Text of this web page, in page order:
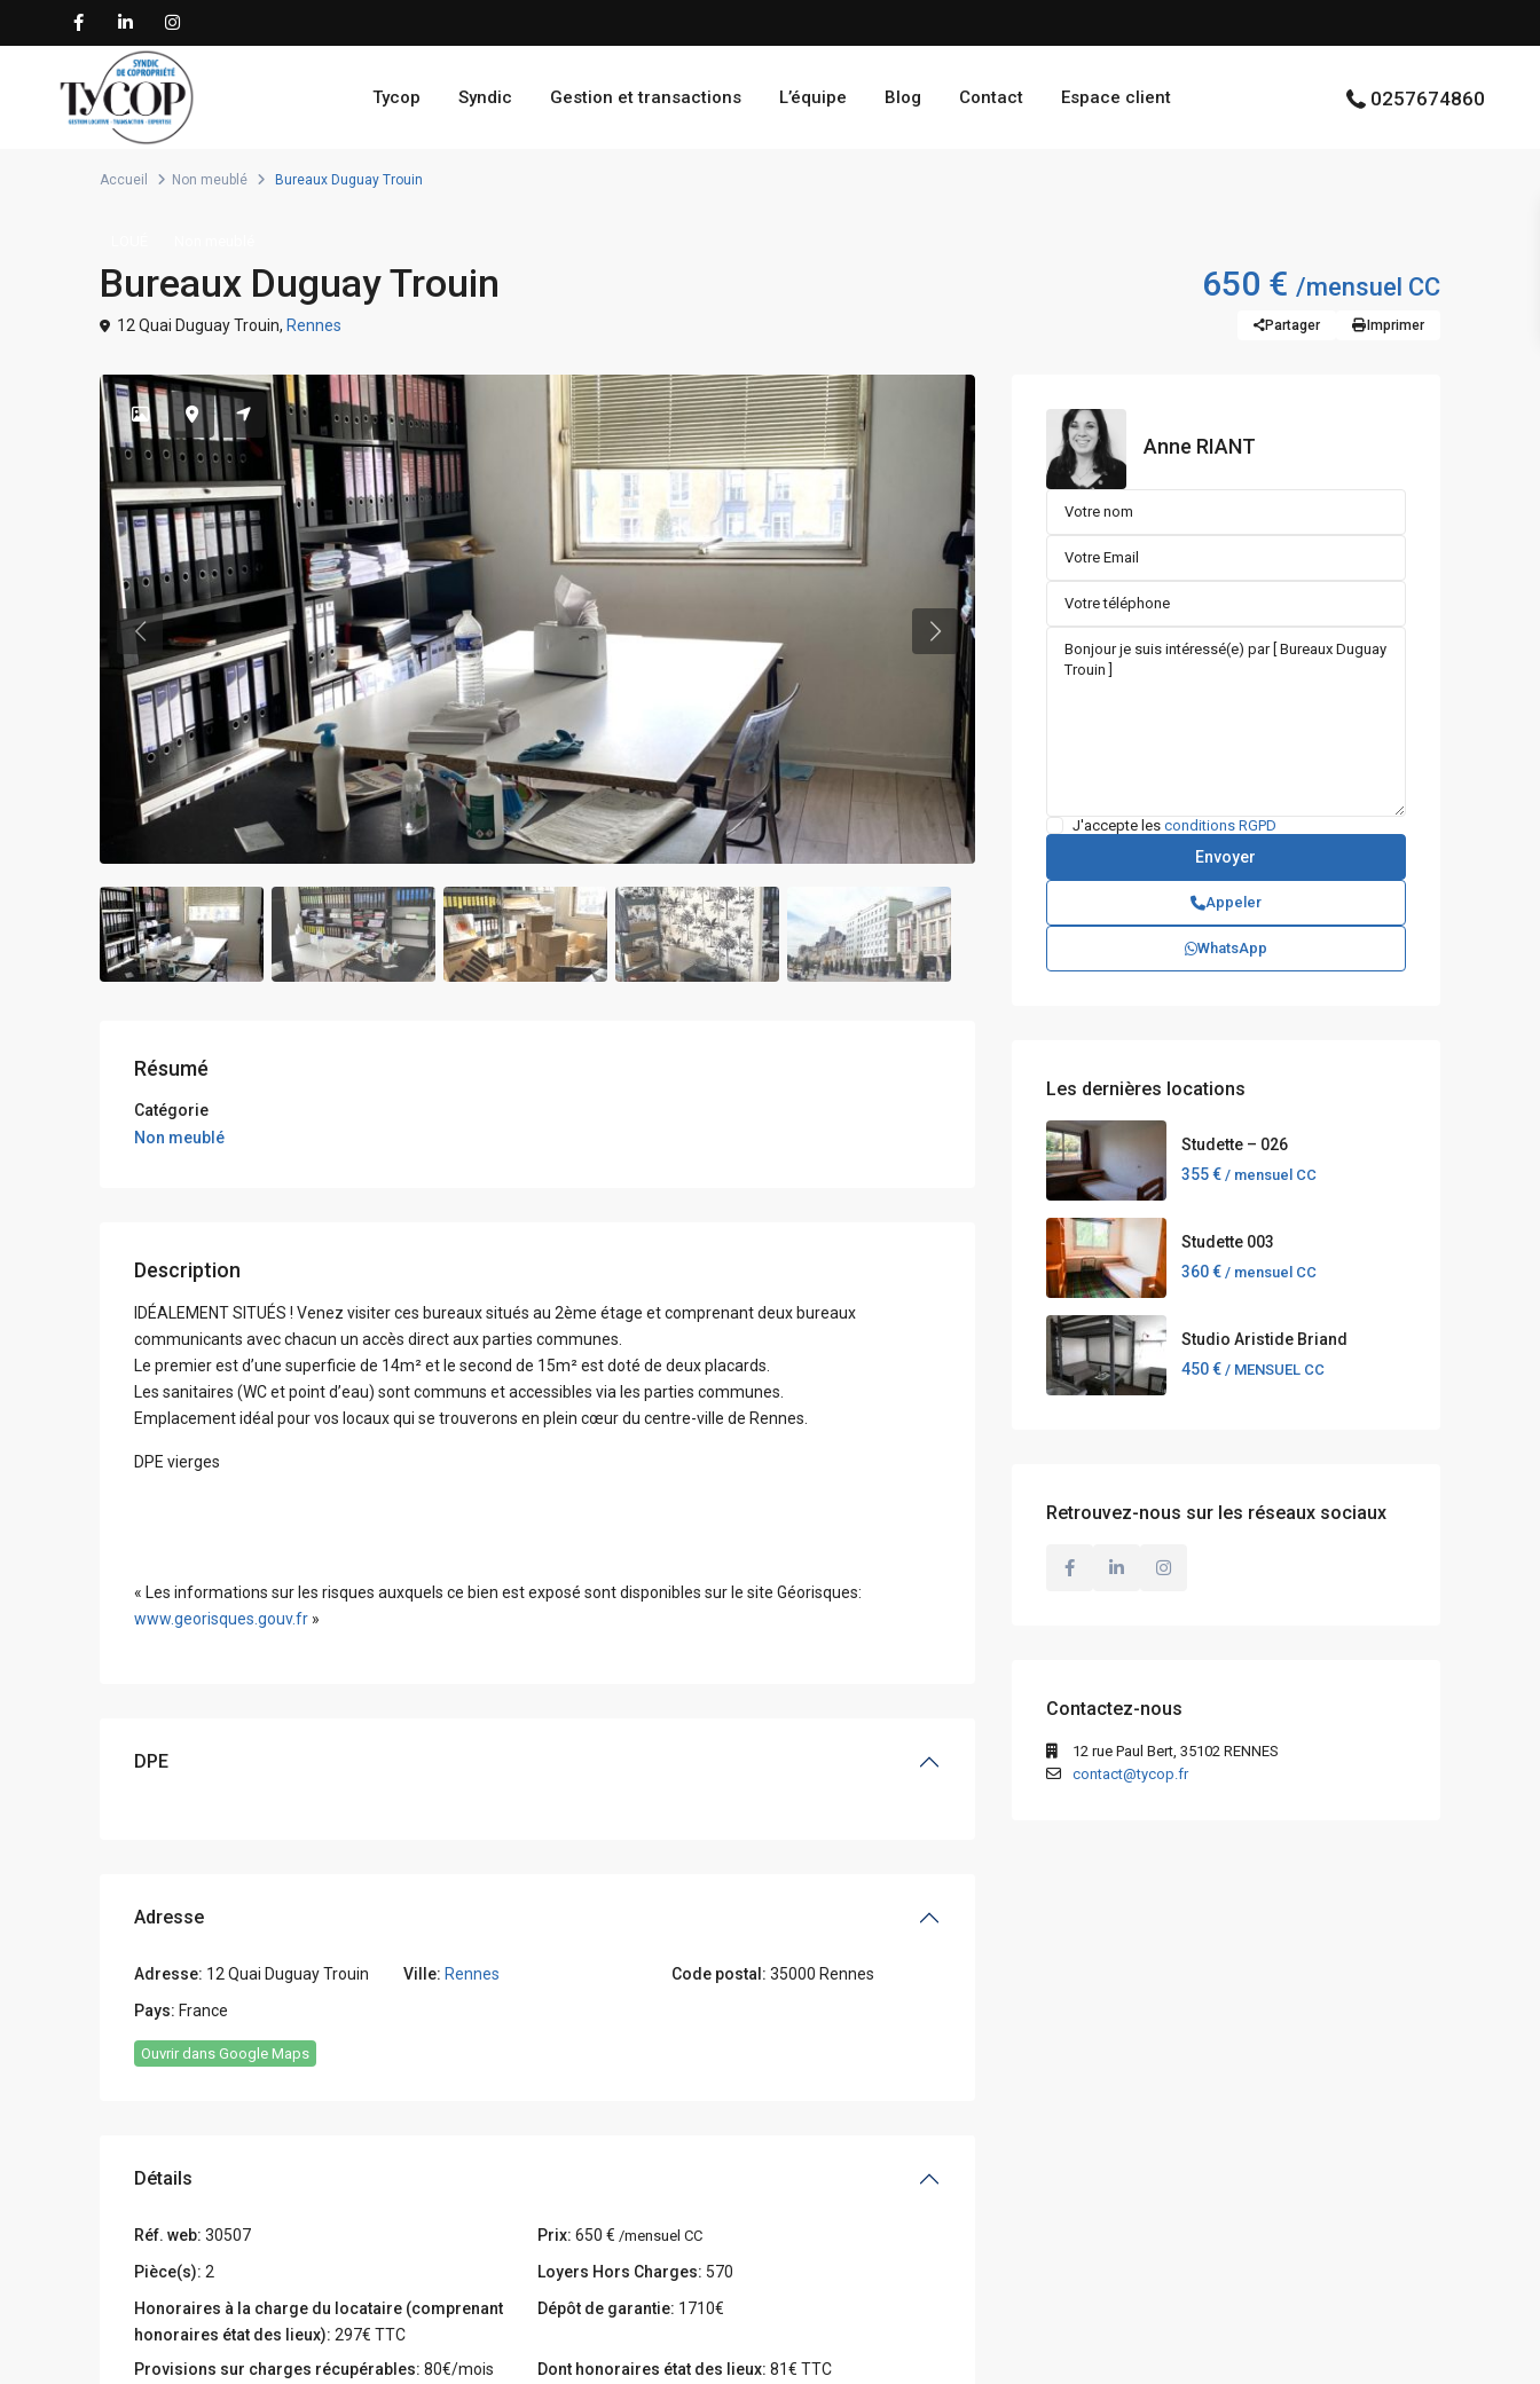
Tycop Syndic Gestion et transactions L’équipe Blog Contact Espace client 0257674860
Accueil Non meublé Bureaux Duguay Trouin
Bureaux Duguay Trouin 650 € /mensuel CC
12 Quai Duguay Trouin, Rennes Partager Imprimer
Previous Previous
Résumé
Catégorie
Non meublé
Description
IDÉALEMENT SITUÉS ! Venez visiter ces bureaux situés au 2ème étage et comprenant deux bureaux
communicants avec chacun un accès direct aux parties communes.
Le premier est d’une superficie de 14m² et le second de 15m² est doté de deux placards.
Les sanitaires (WC et point d’eau) sont communs et accessibles via les parties communes.
Emplacement idéal pour vos locaux qui se trouverons en plein cœur du centre-ville de Rennes.
DPE vierges
« Les informations sur les risques auxquels ce bien est exposé sont disponibles sur le site Géorisques:
www.georisques.gouv.fr »
DPE
Adresse
Adresse: 12 Quai Duguay Trouin Ville: Rennes Code postal: 35000 Rennes
Pays: France
Ouvrir dans Google Maps
Détails
Réf. web: 30507 Prix: 650 € /mensuel CC
Pièce(s): 2 Loyers Hors Charges: 570
Honoraires à la charge du locataire (comprenant
honoraires état des lieux): 297€ TTC
Dépôt de garantie: 1710€
Provisions sur charges récupérables: 80€/mois Dont honoraires état des lieux: 81€ TTC
Anne RIANT
J'accepte les conditions RGPD
Appeler
WhatsApp
Les dernières locations
Studette – 026
355 € / mensuel CC
Studette 003
360 € / mensuel CC
Studio Aristide Briand
450 € / MENSUEL CC
Retrouvez-nous sur les réseaux sociaux
Contactez-nous
12 rue Paul Bert, 35102 RENNES
contact@tycop.fr